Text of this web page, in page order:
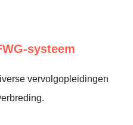
systeem
vervolgopleidingen